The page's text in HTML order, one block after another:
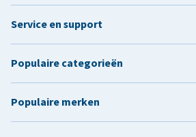
Service en support
Populaire categorieën
Populaire merken